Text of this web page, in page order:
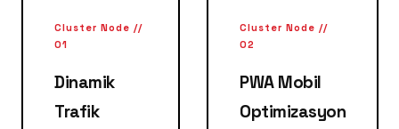
Cluster Node //
01
Dinamik
Trafik
Cluster Node //
02
PWA Mobil
Optimizasyon